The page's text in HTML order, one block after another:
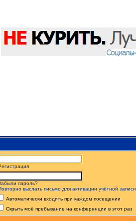
пароль?
выслать письмо для активации учётной записи
Автоматически входить при каждом посещении
Скрыть моё пребывание на конференции в этот раз